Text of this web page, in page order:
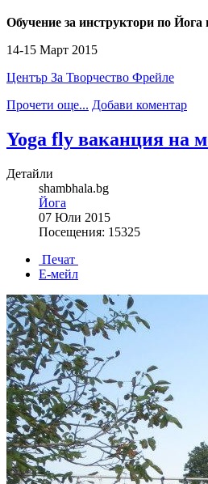
Обучение за инструктори по Йога
14-15 Март 2015
Център За Творчество Фрейле
Прочети още... Добави коментар
Yoga fly ваканция на
Детайли
shambhala.bg
Йога
07 Юли 2015
Посещения: 15325
Печат
Е-мейл